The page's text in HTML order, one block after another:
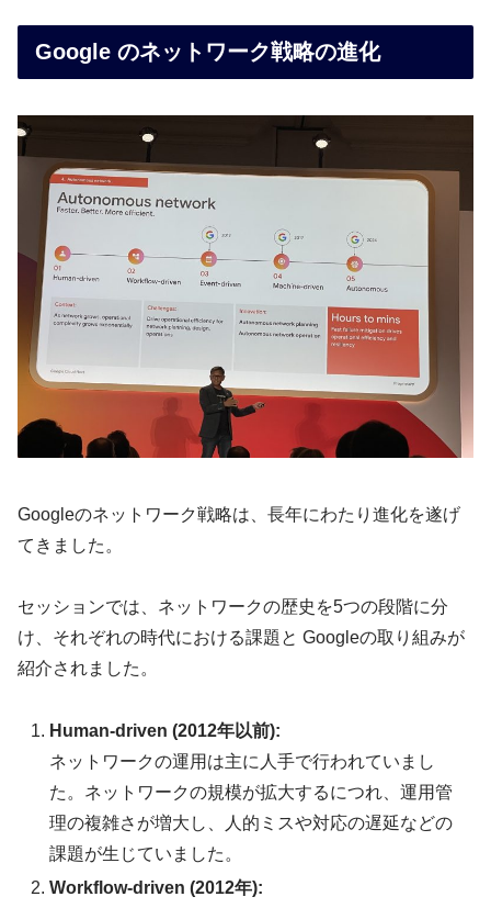
Google のネットワーク戦略の進化
Googleのネットワーク戦略は、長年にわたり進化を遂げ
てきました。
セッションでは、ネットワークの歴史を5つの段階に分
け、それぞれの時代における課題と Googleの取り組みが
紹介されました。
Human-driven (2012年以前):
ネットワークの運用は主に人手で行われていまし
た。ネットワークの規模が拡大するにつれ、運用管
理の複雑さが増大し、人的ミスや対応の遅延などの
課題が生じていました。
Workflow-driven (2012年):